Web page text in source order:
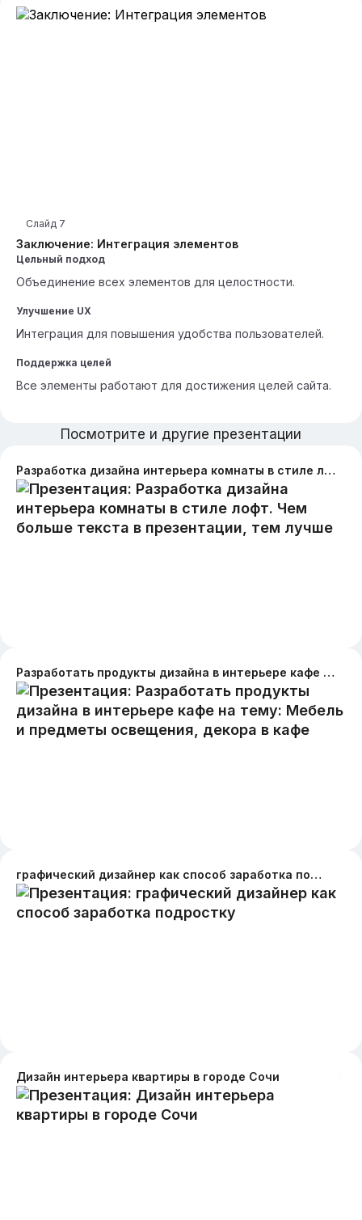
Заключение: Интеграция элементов
Слайд 7
Цельный подход
Объединение всех элементов для целостности.
Улучшение UX
Интеграция для повышения удобства пользователей.
Поддержка целей
Все элементы работают для достижения целей сайта.
Посмотрите и другие презентации
Разработка дизайна интерьера комнаты в стиле лофт. Чем больше текста в презентации, тем лучше
Разработать продукты дизайна в интерьере кафе на тему: Мебель и предметы освещения, декора в кафе
графический дизайнер как способ заработка подростку
Дизайн интерьера квартиры в городе Сочи